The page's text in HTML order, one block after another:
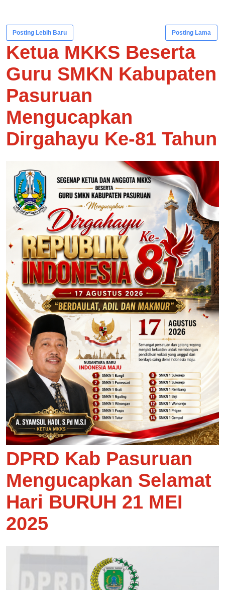
Posting Lebih Baru Posting Lama
Ketua MKKS Beserta
Guru SMKN Kabupaten
Pasuruan
Mengucapkan
Dirgahayu Ke-81 Tahun
DPRD Kab Pasuruan
Mengucapkan Selamat
Hari BURUH 21 MEI
2025